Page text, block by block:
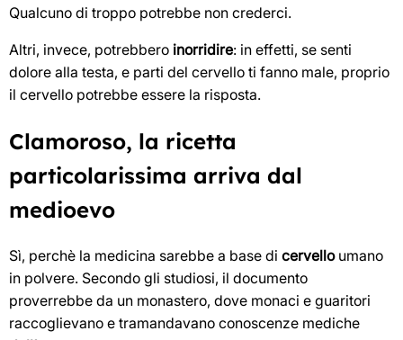
Qualcuno di troppo potrebbe non crederci.
Altri, invece, potrebbero inorridire: in effetti, se senti
dolore alla testa, e parti del cervello ti fanno male, proprio
il cervello potrebbe essere la risposta.
Clamoroso, la ricetta
particolarissima arriva dal
medioevo
Sì, perchè la medicina sarebbe a base di cervelloumano
in polvere. Secondo gli studiosi, il documento
proverrebbe da un monastero, dove monaci e guaritori
raccoglievano e tramandavano conoscenze mediche